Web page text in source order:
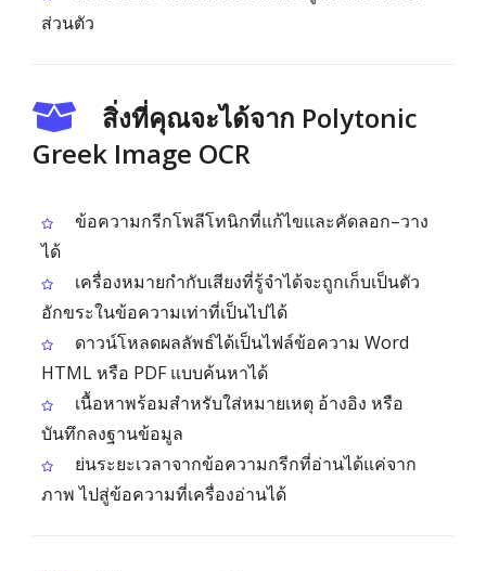
ส่วนตัว
สิ่งที่คุณจะได้จาก Polytonic
Greek Image OCR
ข้อความกรีกโพลีโทนิกที่แก้ไขและคัดลอก–วาง
ได้
เครื่องหมายกำกับเสียงที่รู้จำได้จะถูกเก็บเป็นตัว
อักขระในข้อความเท่าที่เป็นไปได้
ดาวน์โหลดผลลัพธ์ได้เป็นไฟล์ข้อความ Word
HTML หรือ PDF แบบค้นหาได้
เนื้อหาพร้อมสำหรับใส่หมายเหตุ อ้างอิง หรือ
บันทึกลงฐานข้อมูล
ย่นระยะเวลาจากข้อความกรีกที่อ่านได้แค่จาก
ภาพ ไปสู่ข้อความที่เครื่องอ่านได้